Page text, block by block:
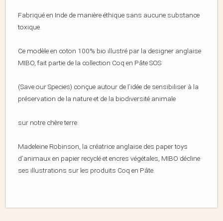
Fabriqué en Inde de manière éthique sans aucune substance
toxique.
Ce modèle en coton 100% bio illustré par la designer anglaise
MIBO, fait partie de la collection Coq en Pâte SOS
(Save our Species) conçue autour de l’idée de sensibiliser à la
préservation de la nature et de la biodiversité animale
sur notre chère terre.
Madeleine Robinson, la créatrice anglaise des paper toys
d’animaux en papier recyclé et encres végétales, MIBO décline
ses illustrations sur les produits Coq en Pâte.